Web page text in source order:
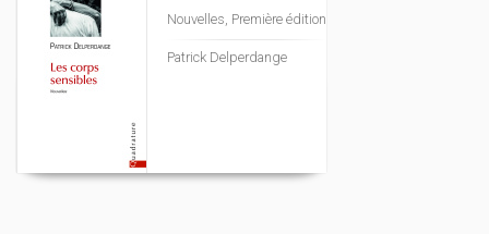
Nouvelles, Première édition
Patrick Delperdange